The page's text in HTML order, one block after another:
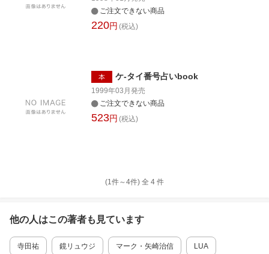
ご注文できない商品
220円 (税込)
本 ケ-タイ番号占いbook
1999年03月 発売
ご注文できない商品
523円 (税込)
(1件～4件) 全 4 件
他の人はこの著者も見ています
寺田祐 鏡リュウジ マーク・矢崎治信 LUA